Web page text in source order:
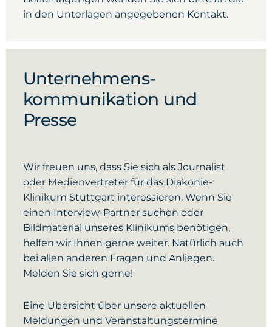
in den Unterlagen angegebenen Kontakt.
Unternehmens­
kommunikation und
Presse
Wir freuen uns, dass Sie sich als Journalist
oder Medienvertreter für das Diakonie-
Klinikum Stuttgart interessieren. Wenn Sie
einen Interview-Partner suchen oder
Bildmaterial unseres Klinikums benötigen,
helfen wir Ihnen gerne weiter. Natürlich auch
bei allen anderen Fragen und Anliegen.
Melden Sie sich gerne!
Eine Übersicht über unsere aktuellen
Meldungen und Veranstaltungstermine